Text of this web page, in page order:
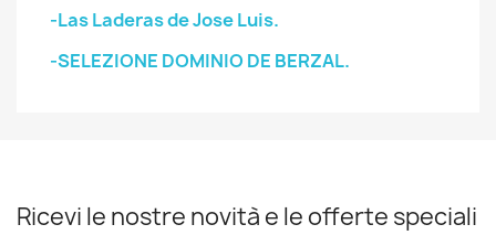
-Las Laderas de Jose Luis.
-SELEZIONE DOMINIO DE BERZAL.
Ricevi le nostre novità e le offerte speciali